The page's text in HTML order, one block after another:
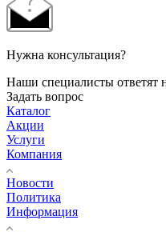
Нужна консультация?
Наши специалисты
Задать вопрос
Каталог
Акции
Услуги
Компания
Новости
Политика
Информация